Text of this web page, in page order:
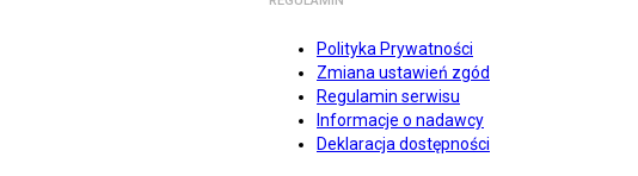
Polityka Prywatności
Zmiana ustawień zgód
Regulamin serwisu
Informacje o nadawcy
Deklaracja dostępności